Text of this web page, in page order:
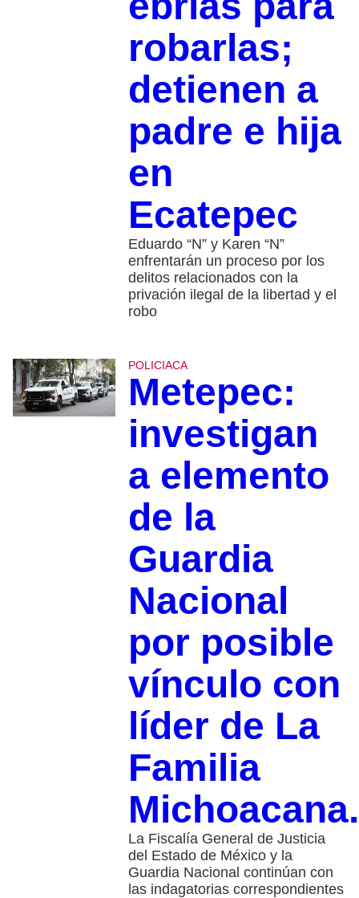
robarlas;
detienen a
padre e hija
en
Ecatepec
Eduardo “N” y Karen “N”
enfrentarán un proceso por los
delitos relacionados con la
privación ilegal de la libertad y el
robo
POLICIACA
Metepec:
investigan
a elemento
de la
Guardia
Nacional
por posible
vínculo con
líder de La
Familia
Michoacana.
La Fiscalía General de Justicia
del Estado de México y la
Guardia Nacional continúan con
las indagatorias correspondientes